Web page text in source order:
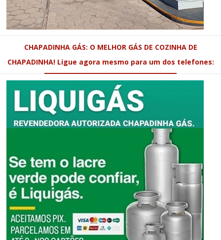
CHAPADINHA GÁS: O MELHOR GÁS DE COZINHA DE
CHAPADINHA! Ligue agora mesmo para um dos telefones: